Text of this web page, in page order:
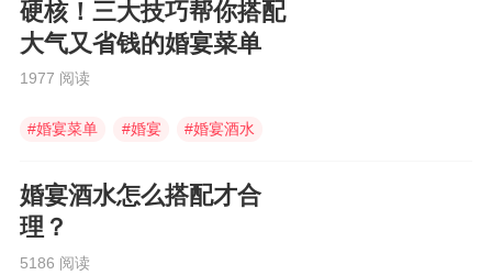
硬核！三大技巧帮你搭配
大气又省钱的婚宴菜单
1977 阅读
#婚宴菜单 #婚宴 #婚宴酒水
婚宴酒水怎么搭配才合
理？
5186 阅读